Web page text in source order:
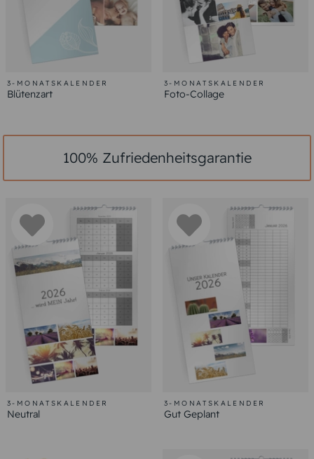
3-MONATSKALENDER
Blütenzart
3-MONATSKALENDER
Foto-Collage
100% Zufriedenheitsgarantie
3-MONATSKALENDER
Neutral
3-MONATSKALENDER
Gut Geplant